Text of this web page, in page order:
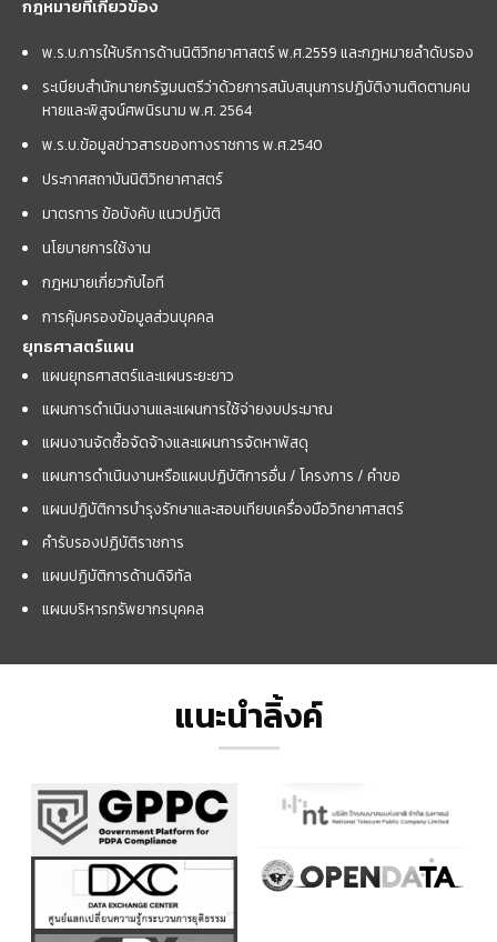
กฎหมายที่เกี่ยวข้อง
พ.ร.บ.การให้บริการด้านนิติวิทยาศาสตร์ พ.ศ.2559 และกฏหมายลำดับรอง
ระเบียบสำนักนายกรัฐมนตรีว่าด้วยการสนับสนุนการปฏิบัติงานติดตามคน
หายและพิสูจน์ศพนิรนาม พ.ศ. 2564
พ.ร.บ.ข้อมูลข่าวสารของทางราชการ พ.ศ.2540
ประกาศสถาบันนิติวิทยาศาสตร์
มาตรการ ข้อบังคับ แนวปฏิบัติ
นโยบายการใช้งาน
กฎหมายเกี่ยวกับไอที
การคุ้มครองข้อมูลส่วนบุคคล
ยุทธศาสตร์แผน
แผนยุทธศาสตร์และแผนระยะยาว
แผนการดำเนินงานและแผนการใช้จ่ายงบประมาณ
แผนงานจัดซื้อจัดจ้างและแผนการจัดหาพัสดุ
แผนการดำเนินงานหรือแผนปฏิบัติการอื่น / โครงการ / คำขอ
แผนปฏิบัติการบำรุงรักษาและสอบเทียบเครื่องมือวิทยาศาสตร์
คำรับรองปฏิบัติราชการ
แผนปฏิบัติการด้านดิจิทัล
แผนบริหารทรัพยากรบุคคล
แนะนำลิ้งค์